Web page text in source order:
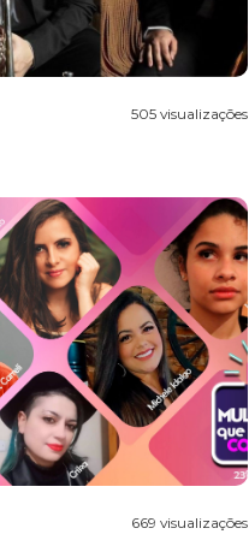
505 visualizações
669 visualizações